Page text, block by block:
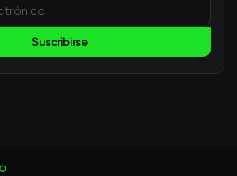
Suscribirse